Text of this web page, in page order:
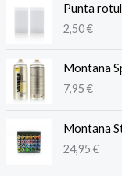
Punta
2,50€
Montana
7,95€
Montana
24,95€